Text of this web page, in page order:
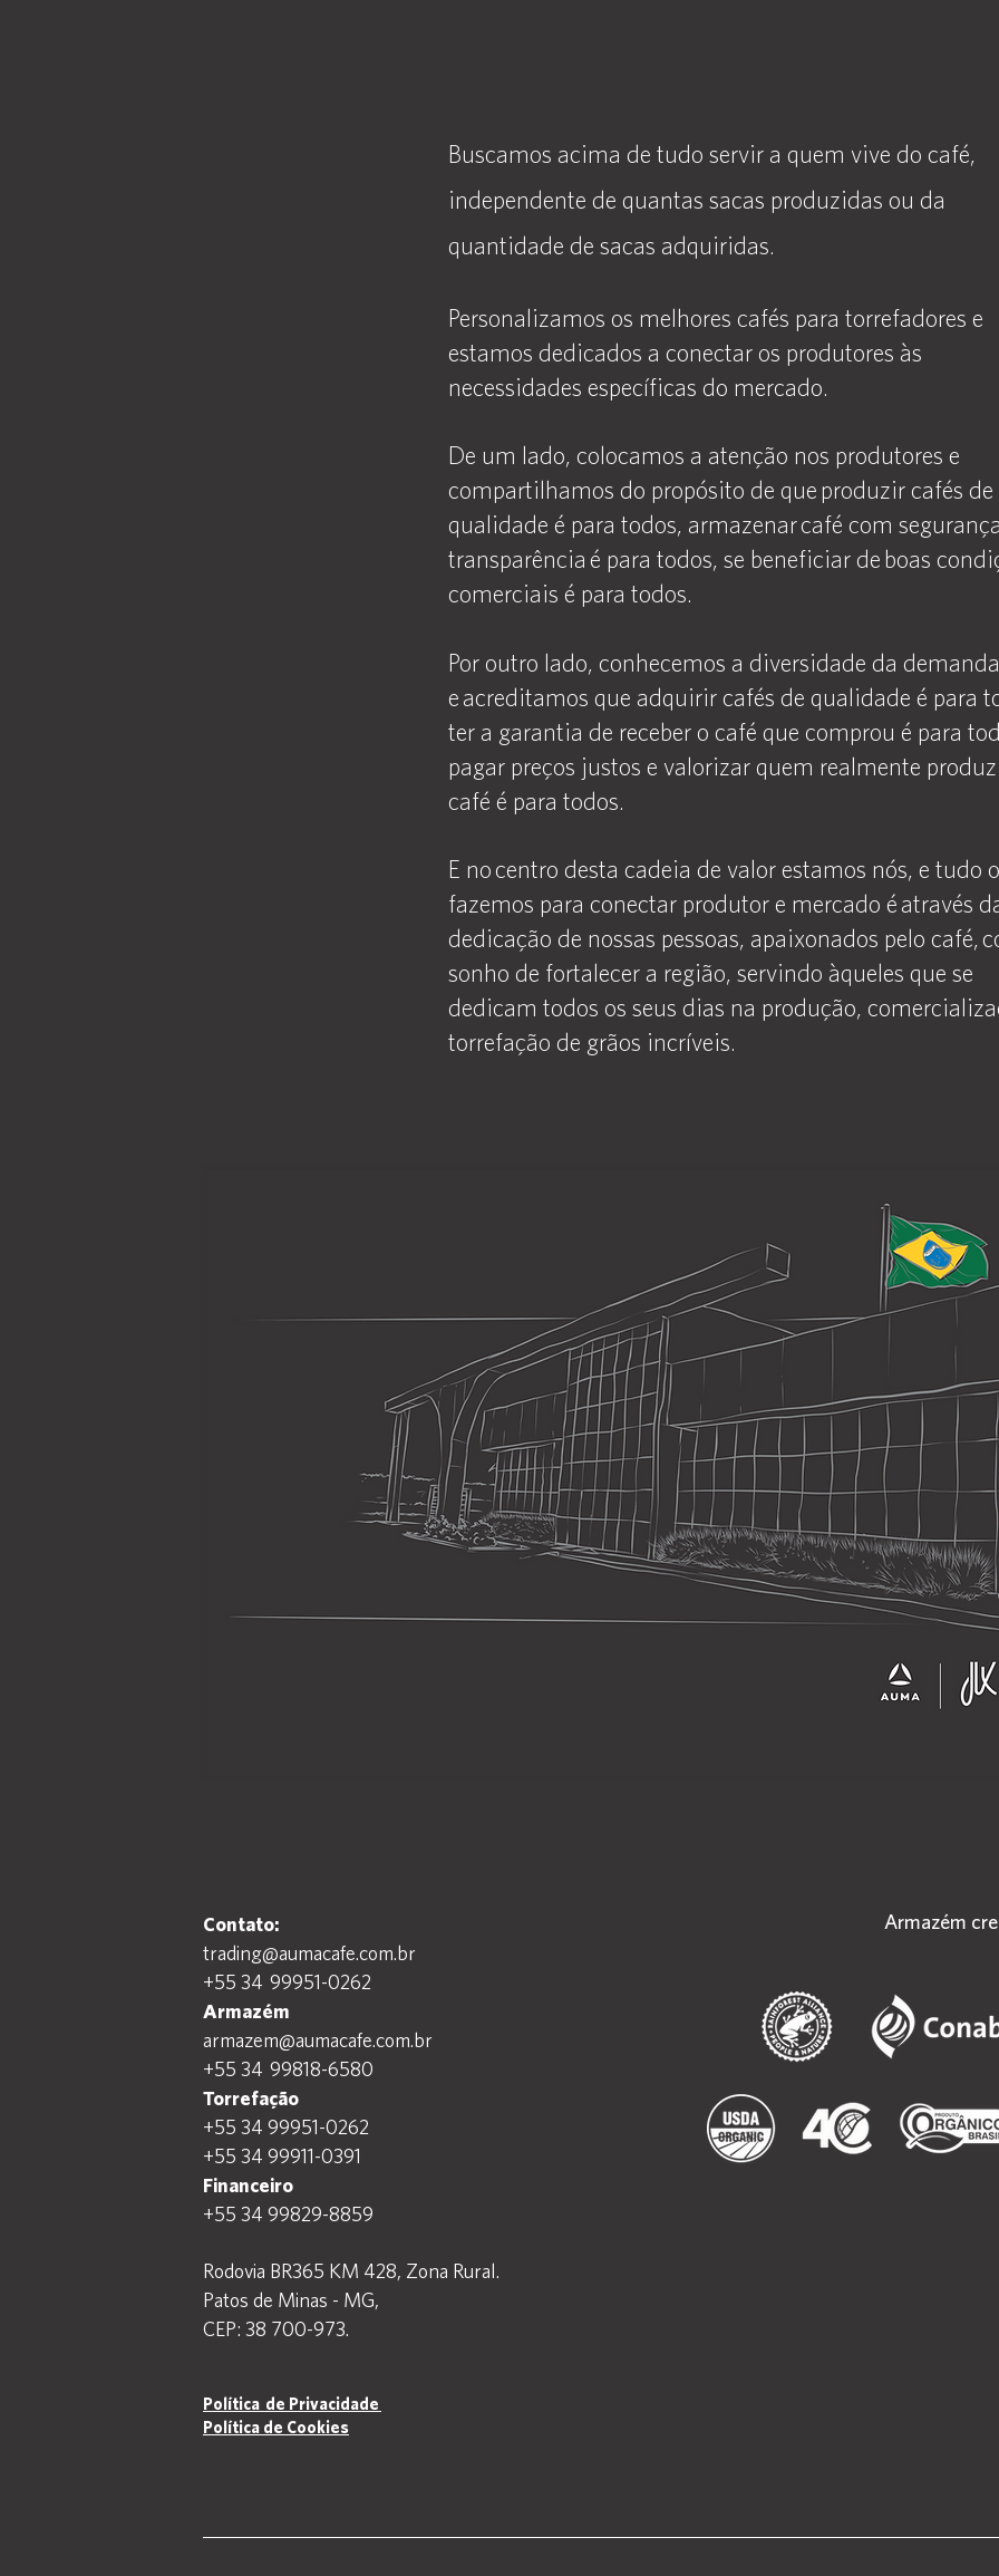
Buscamos acima de tudo servir a quem vive do café,
independente de quantas sacas produzidas ou da
quantidade de sacas adquiridas.
Personalizamos os melhores cafés para torrefadores e
estamos dedicados a conectar os produtores às
necessidades específicas do mercado.
De um lado, colocamos a atenção nos produtores e
compartilhamos do propósito de que produzir cafés de
qualidade é para todos, armazenar café com
transparência é para todos, se beneficiar de boas
comerciais é para todos.
Por outro lado, conhecemos a diversidade da demanda
e acreditamos que adquirir cafés de qualidade é para
ter a garantia de receber o café que comprou é para
pagar preços justos e valorizar quem realmente
café é para todos.
E no centro desta cadeia de valor estamos nós, e tudo
fazemos para conectar produtor e mercado é através
dedicação de nossas pessoas, apaixonados pelo café,
sonho de fortalecer a região, servindo àqueles que se
dedicam todos os seus dias na produção,
torrefação de grãos incríveis.
Contato:
trading@aumacafe.com.br
+55 34 99951-0262
Armazém
armazem@aumacafe.com.br
+55 34 99818-6580
Torrefação
+55 34 99951-0262
+55 34 99911-0391
Financeiro
+55 34 99829-8859
Rodovia BR365 KM 428, Zona Rural.
Patos de Minas - MG,
CEP: 38 700-973.
Armazém
Política de Privacidade
Política de Cookies